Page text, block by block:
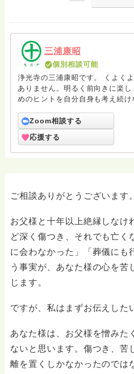
三浦康昭
個別相談可能
浄光寺の三浦康昭です。 くよく
ありません。明るく前向きに楽
めのヒントを自分自身も考え続け
皆さんのお役に立てればと考え
わかりやすく簡単にお答えして
うぞよろしくお願いします。現在
すが、医療福祉関係の仕事に長
に、知的障がい者施設の仕事に
死ぬまで研鑽だと思っていますが
Zoom相談する
応援する
ご相談ありがとうございます。
お父様と十年以上絶縁しなけ
ど深く傷つき、それでも亡く
に会わなかった」「葬儀にも
う事実が、あなた様の心を苦
じます。
ですが、私はまずお伝えした
あなた様は、お父様を憎みた
ないと思います。傷つき、苦
離を置くしかなかったのでは